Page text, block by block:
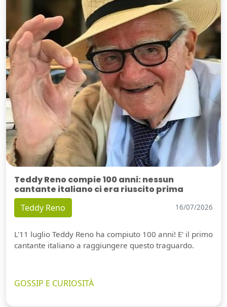
Teddy Reno compie 100 anni: nessun
cantante italiano ci era riuscito prima
Teddy Reno 16/07/2026
L'11 luglio Teddy Reno ha compiuto 100 anni! E' il primo
cantante italiano a raggiungere questo traguardo.
GOSSIP E CURIOSITÀ